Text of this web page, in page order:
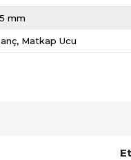
mm
Matkap Ucu